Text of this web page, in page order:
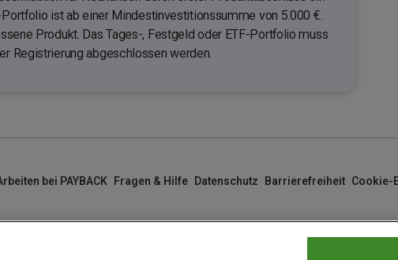
ist ab einer Mindestinvestitionssumme von 5.000 €.
Produkt. Das Tages-, Festgeld oder ETF-Portfolio muss
Registrierung abgeschlossen werden.
bei PAYBACK Fragen & Hilfe Datenschutz Barrierefreiheit Cookie-